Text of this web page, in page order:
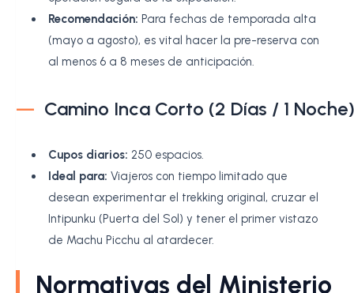
Recomendación: Para fechas de temporada alta
(mayo a agosto), es vital hacer la pre-reserva con
al menos 6 a 8 meses de anticipación.
Camino Inca Corto (2 Días / 1 Noche)
Cupos diarios: 250 espacios.
Ideal para: Viajeros con tiempo limitado que
desean experimentar el trekking original, cruzar el
Intipunku (Puerta del Sol) y tener el primer vistazo
de Machu Picchu al atardecer.
Normativas del Ministerio